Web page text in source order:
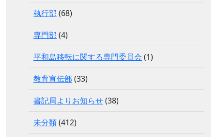
執行部 (68)
専門部 (4)
平和島移転に関する専門委員会 (1)
教育宣伝部 (33)
書記局よりお知らせ(38)
未分類(412)